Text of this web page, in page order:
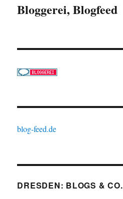
Bloggerei, Blogfeed
blog-feed.de
DRESDEN: BLOGS & CO.